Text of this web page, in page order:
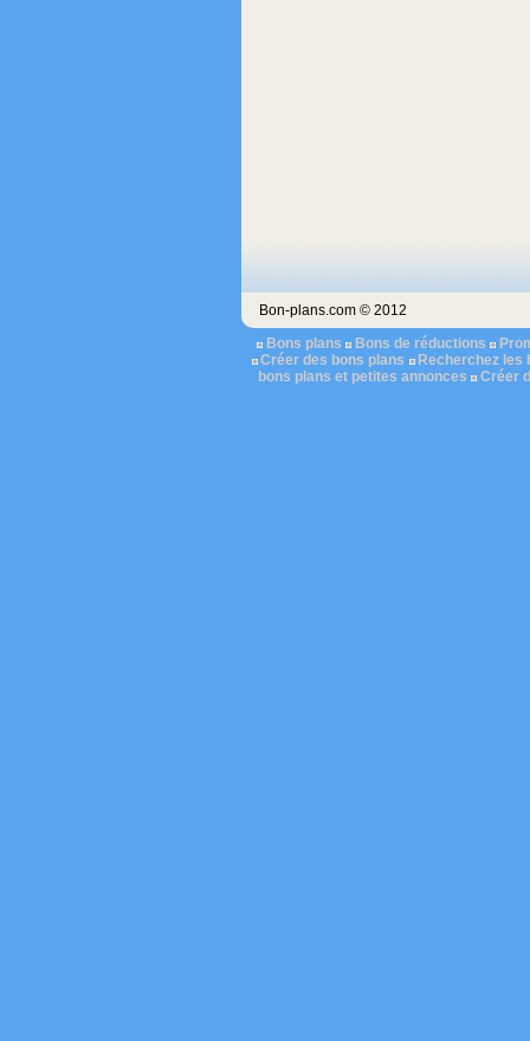
Bon-plans.com © 2012
Bons plans
Bons de réductions
Créer des bons plans
Recherchez les
bons plans et petites annonces
Créer